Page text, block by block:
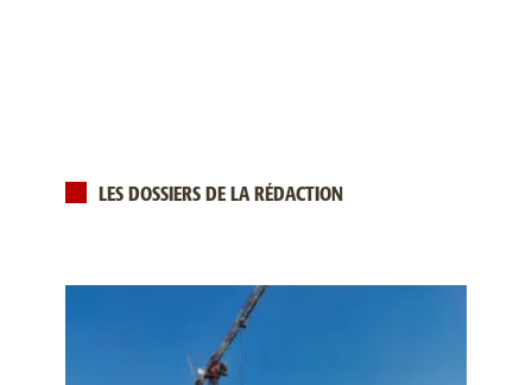
LES DOSSIERS DE LA RÉDACTION